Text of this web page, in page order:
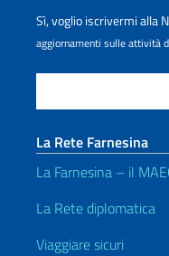
Sì, voglio iscrivermi alla
aggiornamenti sulle attività
La Rete Farnesina
La Farnesina – il
La Rete diplomatica
Viaggiare sicuri